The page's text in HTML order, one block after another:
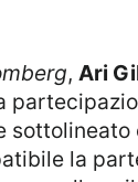
, Ari
la